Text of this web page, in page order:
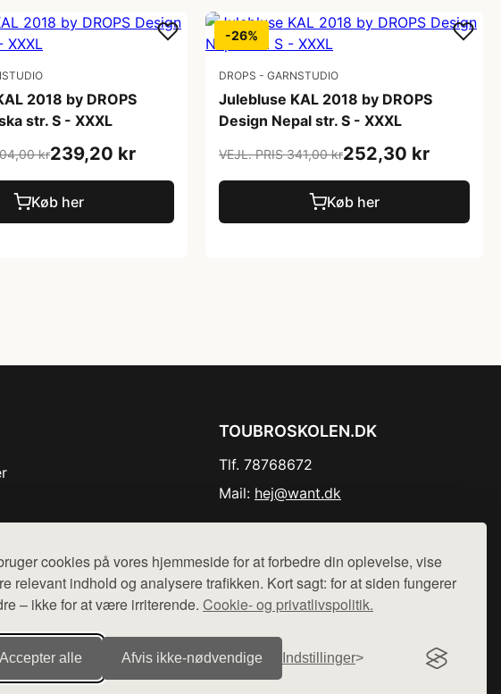
cookies på vores hjemmeside for at forbedre din oplevelse, vise
relevant indhold og analysere trafikken. Kort sagt: for at siden fungerer
– ikke for at være irriterende. Cookie- og privatlivspolitik.
Accepter alle Afvis ikke‑nødvendige Indstillinger
2018 by DROPS
str. S - XXXL
kr239,20 kr
Køb her
-26%
DROPS - GARNSTUDIO
Julebluse KAL 2018 by DROPS
Design Nepal str. S - XXXL
VEJL. PRIS 341,00 kr252,30 kr
Køb her
TOUBROSKOLEN.DK
Tlf. 78768672
Mail: hej@want.dk
webshops. Der sælges ikke varer fra denne side - vi henviser til de shops,